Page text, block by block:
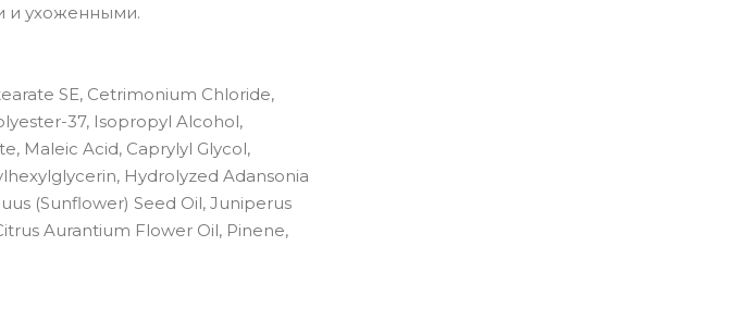
и ухоженными.
SE, Cetrimonium Chloride,
37, Isopropyl Alcohol,
Maleic Acid, Caprylyl Glycol,
Hydrolyzed Adansonia
(Sunflower) Seed Oil, Juniperus
Aurantium Flower Oil, Pinene,